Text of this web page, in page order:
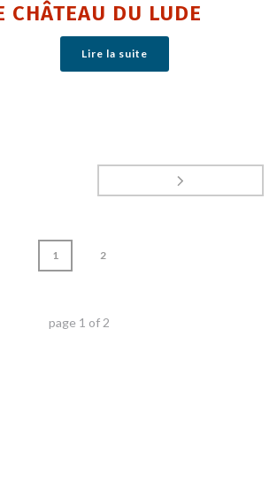
CHÂTEAU DU LUDE
Lire la suite
1 2
page 1 of 2